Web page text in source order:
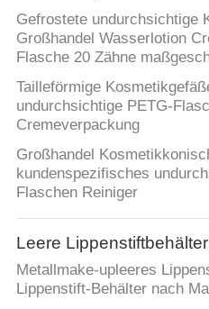
Gefrostete undurchsichtige
Großhandel Wasserlotion
Flasche 20 Zähne
Tailleförmige
undurchsichtige PETG-
Cremeverpackung
Großhandel
kundenspezifisches
Flaschen Reiniger
Leere Lippenstiftbehälter
Metallmake-upleeres
Lippenstift-Behälter nach